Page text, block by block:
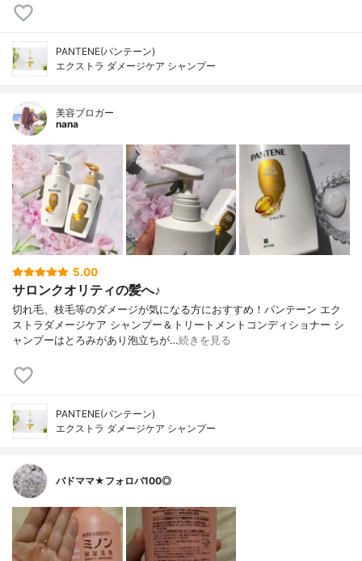
PANTENE(パンテーン)
エクストラ ダメージケア シャンプー
美容ブロガー
nana
5.00
サロンクオリティの髪へ♪
切れ毛、枝毛等のダメージが気になる方におすすめ！パンテーン エク
ストラダメージケア シャンプー＆トリートメントコンディショナー シ
ャンプーはとろみがあり泡立ちが…続きを見る
PANTENE(パンテーン)
エクストラ ダメージケア シャンプー
バドママ★フォロバ100◎